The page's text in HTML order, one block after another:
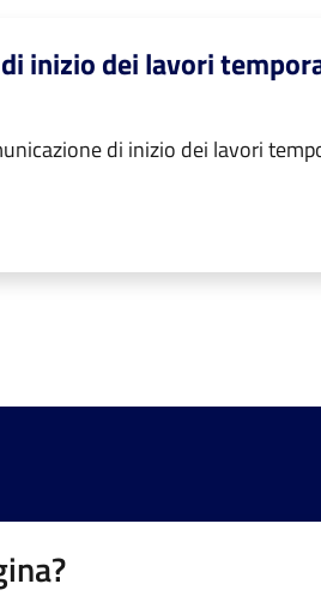
inizio dei lavori
di inizio dei lavori